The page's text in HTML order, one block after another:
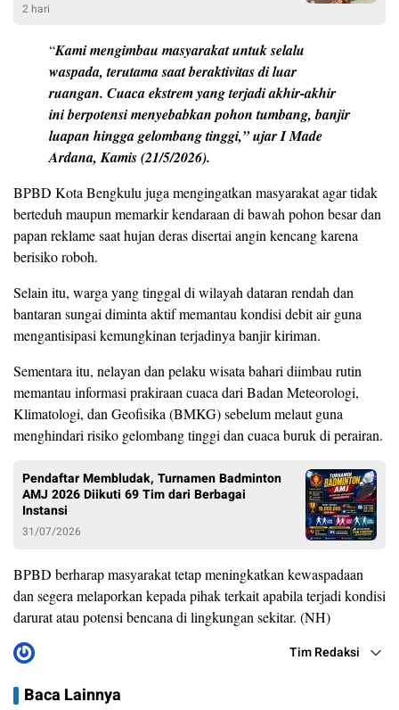
2 hari
“Kami mengimbau masyarakat untuk selalu
waspada, terutama saat beraktivitas di luar
ruangan. Cuaca ekstrem yang terjadi akhir-akhir
ini berpotensi menyebabkan pohon tumbang, banjir
luapan hingga gelombang tinggi,” ujar I Made
Ardana, Kamis (21/5/2026).
BPBD Kota Bengkulu juga mengingatkan masyarakat agar tidak
berteduh maupun memarkir kendaraan di bawah pohon besar dan
papan reklame saat hujan deras disertai angin kencang karena
berisiko roboh.
Selain itu, warga yang tinggal di wilayah dataran rendah dan
bantaran sungai diminta aktif memantau kondisi debit air guna
mengantisipasi kemungkinan terjadinya banjir kiriman.
Sementara itu, nelayan dan pelaku wisata bahari diimbau rutin
memantau informasi prakiraan cuaca dari Badan Meteorologi,
Klimatologi, dan Geofisika (BMKG) sebelum melaut guna
menghindari risiko gelombang tinggi dan cuaca buruk di perairan.
Pendaftar Membludak, Turnamen Badminton
AMJ 2026 Diikuti 69 Tim dari Berbagai
Instansi
31/07/2026
BPBD berharap masyarakat tetap meningkatkan kewaspadaan
dan segera melaporkan kepada pihak terkait apabila terjadi kondisi
darurat atau potensi bencana di lingkungan sekitar. (NH)
Tim Redaksi
Baca Lainnya